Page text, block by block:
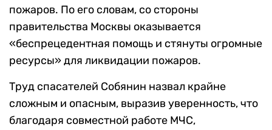
пожаров. По его словам, со стороны
правительства Москвы оказывается
«беспрецедентная помощь и стянуты огромные
ресурсы» для ликвидации пожаров.
Труд спасателей Собянин назвал крайне
сложным и опасным, выразив уверенность, что
благодаря совместной работе МЧС,